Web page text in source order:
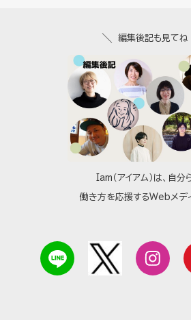
Iam（アイアム）は、自分
働き方を応援するWebメデ
編集後記も見てね